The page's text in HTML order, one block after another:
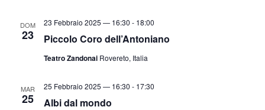
DOM
23 Piccolo Coro dell’Antoniano
23 Febbraio 2025 — 16:30 - 18:00
Teatro Zandonai Rovereto, Italia
MAR
25 Albi dal mondo
25 Febbraio 2025 — 16:30 - 17:30